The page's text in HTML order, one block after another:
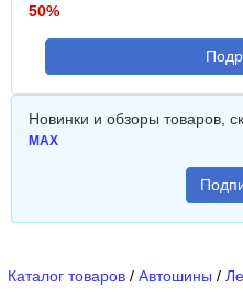
50%
Новинки и обзоры товаров,
MAX
Каталог товаров / Автошины /